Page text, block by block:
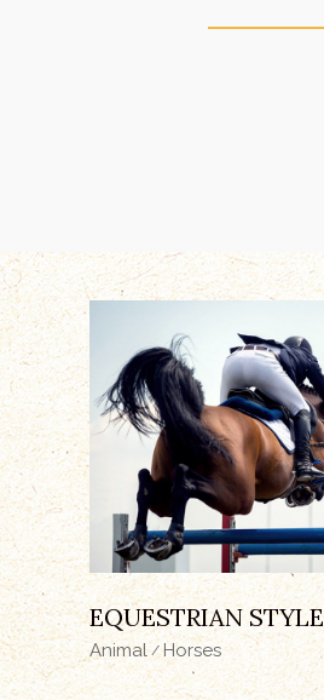
EQUESTRIAN STYLE
Animal Horses